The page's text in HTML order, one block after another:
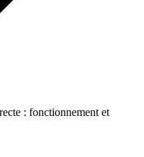
: fonctionnement et